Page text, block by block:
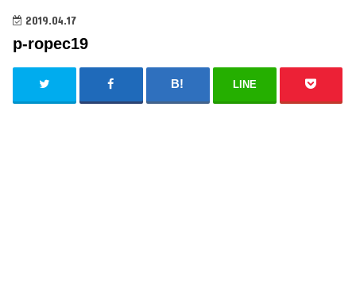
2019.04.17
p-ropec19
LINE